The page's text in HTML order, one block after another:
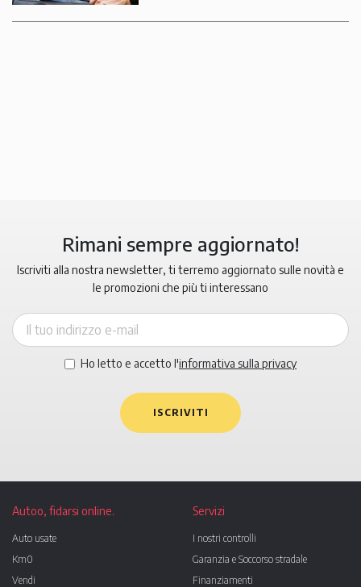
Rimani sempre aggiornato!
Iscriviti alla nostra newsletter, ti terremo aggiornato sulle novità e
le promozioni che più ti interessano
Ho letto e accetto l'informativa sulla privacy
ISCRIVITI
Autoo, fidarsi online.
Auto usate
Km0
Vendi
Servizi
I nostri controlli
Garanzia e Soccorso stradale
Finanziamenti